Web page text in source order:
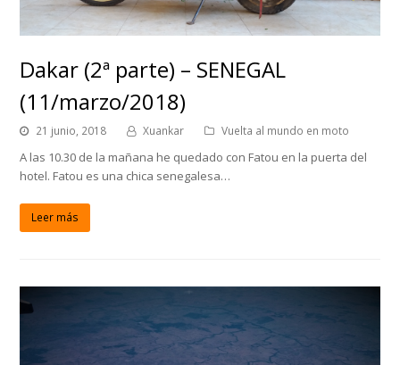
Dakar (2ª parte) – SENEGAL
(11/marzo/2018)
21 junio, 2018 Xuankar Vuelta al mundo en moto
A las 10.30 de la mañana he quedado con Fatou en la puerta del
hotel. Fatou es una chica senegalesa…
Leer más